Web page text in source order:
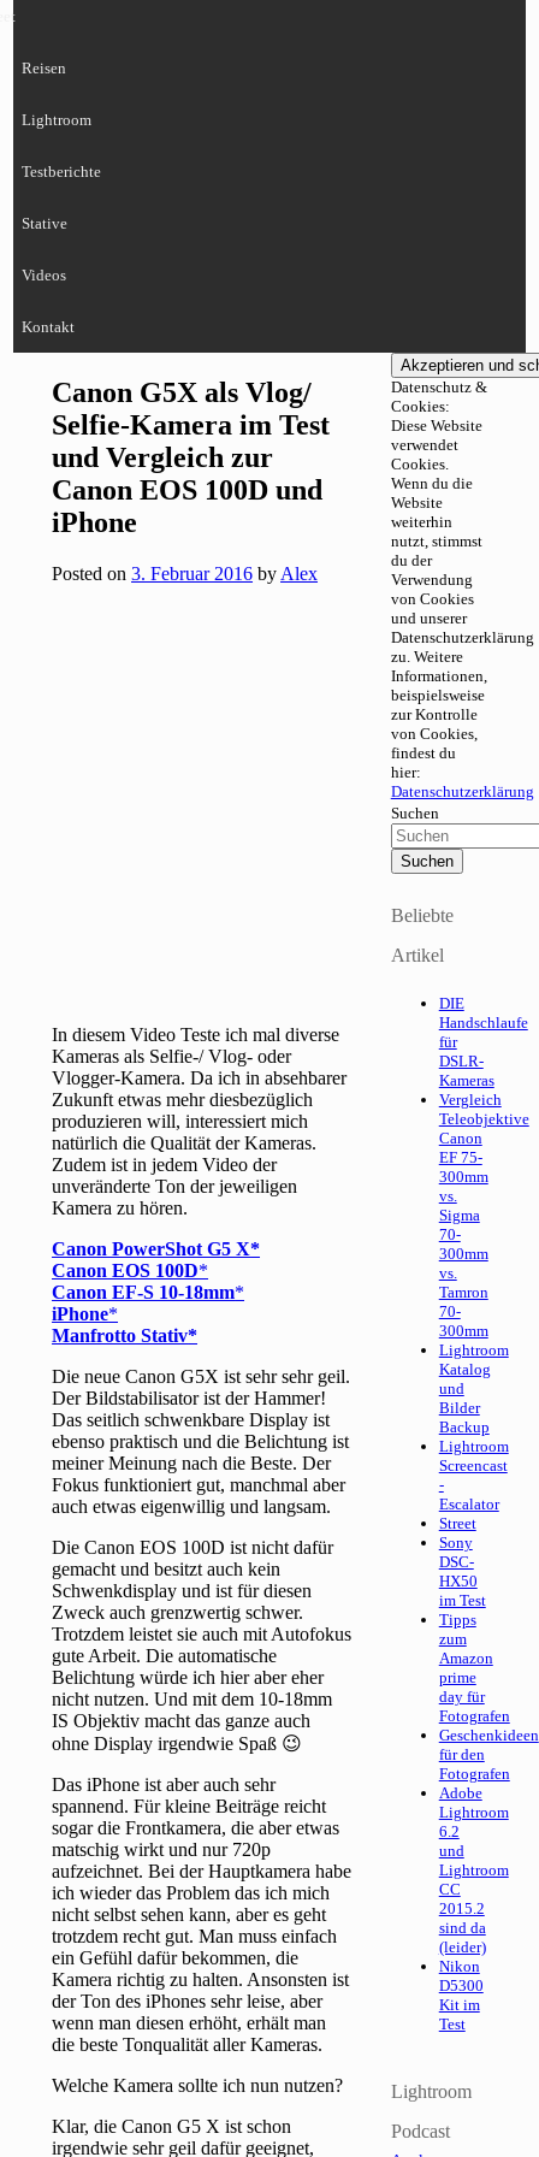
Reisen
Lightroom
Testberichte
Stative
Videos
Kontakt
Canon G5X als Vlog/
Selfie-Kamera im Test
und Vergleich zur
Canon EOS 100D und
iPhone
Posted on3. Februar 2016 by Alex
In diesem Video Teste ich mal diverse
Kameras als Selfie-/ Vlog- oder
Vlogger-Kamera. Da ich in absehbarer
Zukunft etwas mehr diesbezüglich
produzieren will, interessiert mich
natürlich die Qualität der Kameras.
Zudem ist in jedem Video der
unveränderte Ton der jeweiligen
Kamera zu hören.
Canon PowerShot G5 X
Canon EOS 100D
Canon EF-S 10-18mm
iPhone
Manfrotto Stativ
Die neue Canon G5X ist sehr sehr geil.
Der Bildstabilisator ist der Hammer!
Das seitlich schwenkbare Display ist
ebenso praktisch und die Belichtung ist
meiner Meinung nach die Beste. Der
Fokus funktioniert gut, manchmal aber
auch etwas eigenwillig und langsam.
Die Canon EOS 100D ist nicht dafür
gemacht und besitzt auch kein
Schwenkdisplay und ist für diesen
Zweck auch grenzwertig schwer.
Trotzdem leistet sie auch mit Autofokus
gute Arbeit. Die automatische
Belichtung würde ich hier aber eher
nicht nutzen. Und mit dem 10-18mm
IS Objektiv macht das ganze auch
ohne Display irgendwie Spaß 😉
Das iPhone ist aber auch sehr
spannend. Für kleine Beiträge reicht
sogar die Frontkamera, die aber etwas
matschig wirkt und nur 720p
aufzeichnet. Bei der Hauptkamera habe
ich wieder das Problem das ich mich
nicht selbst sehen kann, aber es geht
trotzdem recht gut. Man muss einfach
ein Gefühl dafür bekommen, die
Kamera richtig zu halten. Ansonsten ist
der Ton des iPhones sehr leise, aber
wenn man diesen erhöht, erhält man
die beste Tonqualität aller Kameras.
Welche Kamera sollte ich nun nutzen?
Klar, die Canon G5 X ist schon
irgendwie sehr geil dafür geeignet,
Datenschutz &
Cookies:
Diese Website
verwendet
Cookies.
Wenn du die
Website
weiterhin
nutzt, stimmst
du der
Verwendung
von Cookies
und unserer
Datenschutzerklärung
zu. Weitere
Informationen,
beispielsweise
zur Kontrolle
von Cookies,
findest du
hier:
Datenschutzerklärung
Suchen
Beliebte
Artikel
DIE
Handschlaufe
für
DSLR-
Kameras
Vergleich
Teleobjektive
Canon
EF 75-
300mm
vs.
Sigma
70-
300mm
vs.
Tamron
70-
300mm
Lightroom
Katalog
und
Bilder
Backup
Lightroom
Screencast
-
Escalator
Street
Sony
DSC-
HX50
im Test
Tipps
zum
Amazon
prime
day für
Fotografen
Geschenkideen
für den
Fotografen
Adobe
Lightroom
6.2
und
Lightroom
CC
2015.2
sind da
(leider)
Nikon
D5300
Kit im
Test
Lightroom
Podcast